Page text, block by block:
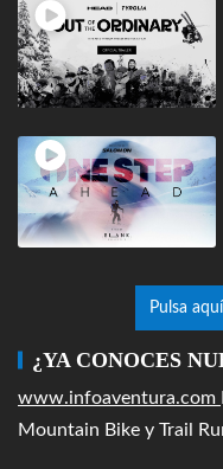
Pulsa
¿YA CONOCES
www.infoaventura.com
Mountain Bike y Trail